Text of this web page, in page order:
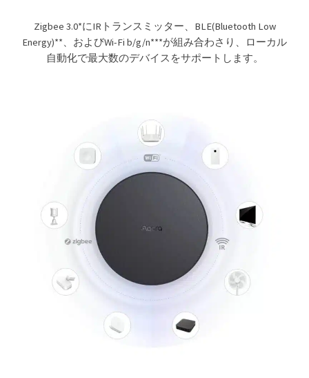
Zigbee 3.0*にIRトランスミッター、BLE(Bluetooth Low
Energy)**、およびWi-Fi b/g/n***が組み合わさり、ローカル
自動化で最大数のデバイスをサポートします。